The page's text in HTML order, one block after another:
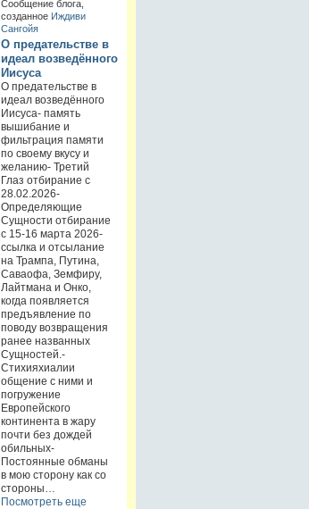
Сообщение блога,
созданное Иждиви
Сангойя
О предательстве в
идеал возведённого
Иисуса
О предательстве в
идеал возведённого
Иисуса- память
вышибание и
фильтрация памяти
по своему вкусу и
желанию- Третий
Глаз отбирание с
28.02.2026-
Определяющие
Сущности отбирание
с 15-16 марта 2026-
ссылка и отсылание
на Трампа, Путина,
Саваофа, Земфиру,
Лайтмана и Онко,
когда появляется
предъявление по
поводу возвращения
ранее названных
Сущностей.-
Стихияхиалии
общение с ними и
погружение
Европейского
континента в жару
почти без дождей
обильных-
Постоянные обманы
в мою сторону как со
стороны…
Посмотреть еще